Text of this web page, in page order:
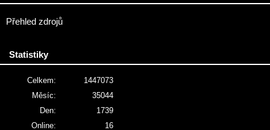
Přehled zdrojů
Statistiky
Online: 16
Celkem:
1447073
Měsíc:
35044
Den:
1739